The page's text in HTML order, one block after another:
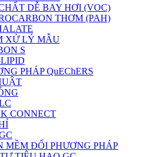
DỄ BAY HƠI (VOC)
THƠM (PAH)
XỬ LÝ MẪU
S
PHÁP QuEChERS
CONNECT
MỀM ĐỔI PHƯƠNG PHÁP